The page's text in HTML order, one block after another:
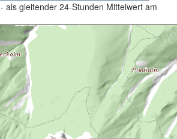
- als gleitender 24-Stunden Mittelwert am